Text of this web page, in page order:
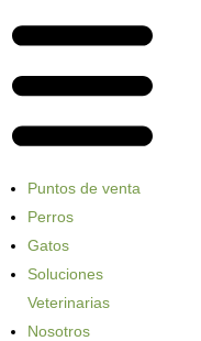
Puntos de venta
Perros
Gatos
Soluciones
Veterinarias
Nosotros